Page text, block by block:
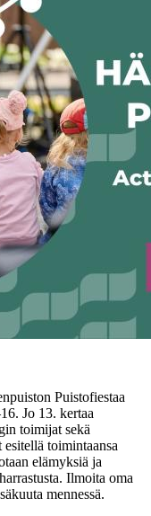
Puistofiestaa
Jo 13. kertaa
toimijat sekä
toimintaansa
elämyksiä ja
Ilmoita oma
mennessä.